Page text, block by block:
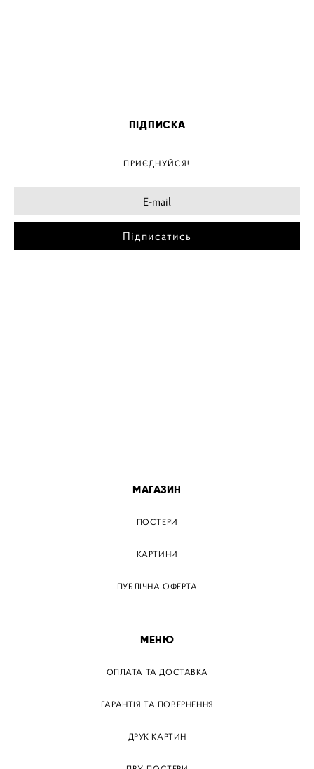
ПІДПИСКА
ПРИЄДНУЙСЯ!
Підписатись
МАГАЗИН
ПОСТЕРИ
КАРТИНИ
ПУБЛІЧНА ОФЕРТА
МЕНЮ
ОПЛАТА ТА ДОСТАВКА
ГАРАНТІЯ ТА ПОВЕРНЕННЯ
ДРУК КАРТИН